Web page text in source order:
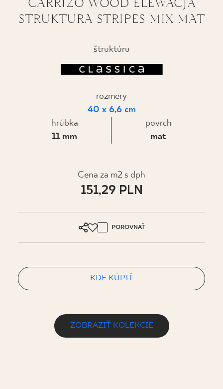
KDE KÚPIŤ
O NÁS
KONTAKT
STRUKTURA STRIPES MIX MAT
štruktúru
rozmery
40 x 6,6 cm
hrúbka
11 mm
povrch
mat
Cena za m2 s dph
151,29 PLN
POROVNAŤ
KDE KÚPIŤ
ZOBRAZIŤ KOLEKCIE